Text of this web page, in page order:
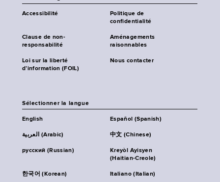
Accessibilité
Politique de
confidentialité
Clause de non-
responsabilité
Aménagements
raisonnables
Loi sur la liberté
d’information (FOIL)
Nous contacter
Sélectionner la langue
English Español (Spanish)
العربية (Arabic) 中文 (Chinese)
русский (Russian)
Kreyòl Ayisyen
(Haitian-Creole)
한국어 (Korean) Italiano (Italian)